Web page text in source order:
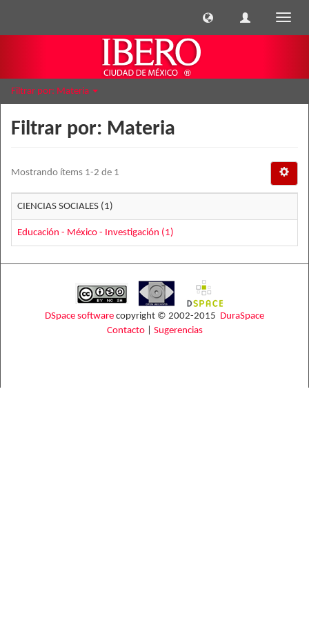
Filtrar por: Materia
Filtrar por: Materia
Mostrando ítems 1-2 de 1
CIENCIAS SOCIALES (1)
Educación - México - Investigación (1)
DSpace software copyright © 2002-2015 DuraSpace
Contacto| Sugerencias